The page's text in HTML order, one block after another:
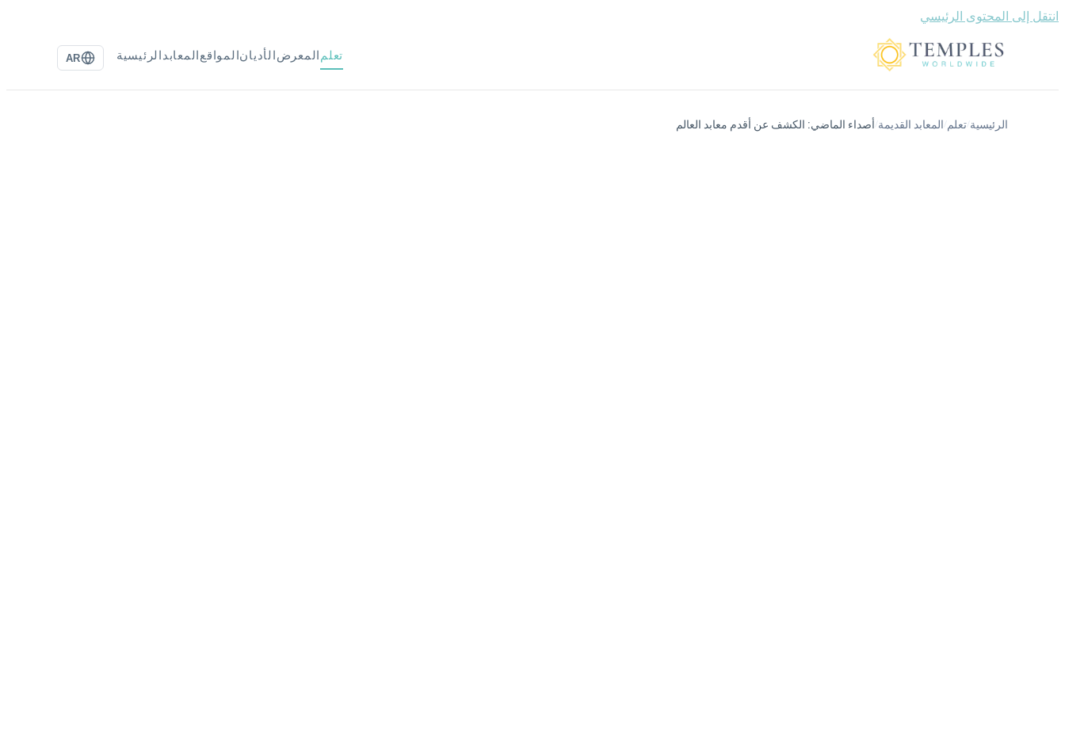
انتقل إلى المحتوى الرئيسي
الرئيسيةالمعابدالمواقعالأديانالمعرضتعلم AR
الرئيسية تعلم المعابد القديمة أصداء الماضي: الكشف عن أقدم معابد العالم